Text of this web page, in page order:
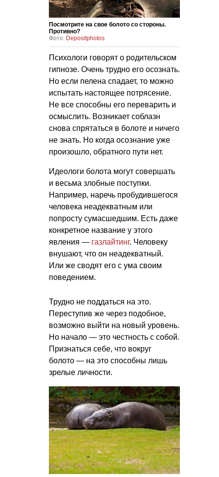
Посмотрите на свое болото со стороны.
Противно?
Фото: Depositphotos
Психологи говорят о родительском
гипнозе. Очень трудно его осознать.
Но если пелена спадает, то можно
испытать настоящее потрясение.
Не все способны его переварить и
осмыслить. Возникает соблазн
снова спрятаться в болоте и ничего
не знать. Но когда осознание уже
произошло, обратного пути нет.
Идеологи болота могут совершать
и весьма злобные поступки.
Например, наречь пробудившегося
человека неадекватным или
попросту сумасшедшим. Есть даже
конкретное название у этого
явления — газлайтинг. Человеку
внушают, что он неадекватный.
Или же сводят его с ума своим
поведением.
Трудно не поддаться на это.
Переступив же через подобное,
возможно выйти на новый уровень.
Но начало — это честность с собой.
Признаться себе, что вокруг
болото — на это способны лишь
зрелые личности.